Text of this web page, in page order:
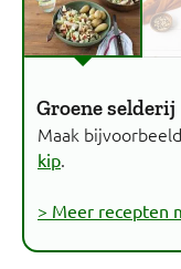
Groene selderij
Maak bijvoorbeeld
kip.
> Meer recepten